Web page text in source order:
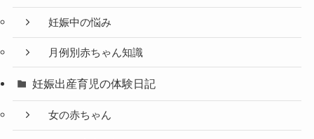
妊娠中の悩み
月例別赤ちゃん知識
妊娠出産育児の体験日記
女の赤ちゃん